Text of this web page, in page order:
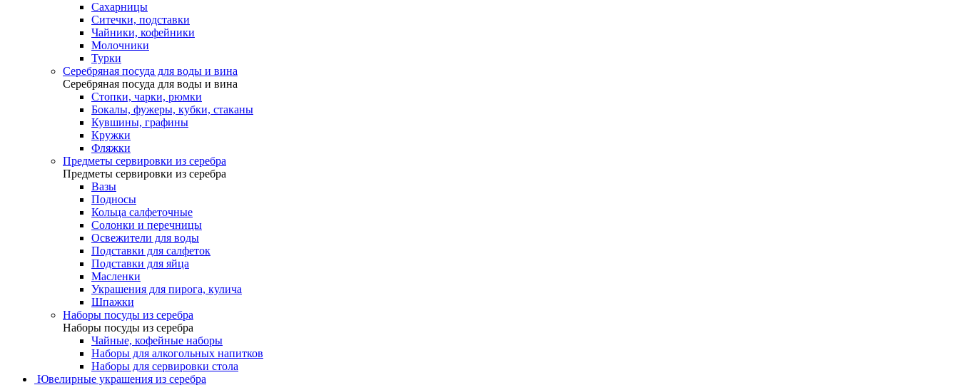
Сахарницы
Ситечки, подставки
Чайники, кофейники
Молочники
Турки
Серебряная посуда для воды и вина
Серебряная посуда для воды и вина
Стопки, чарки, рюмки
Бокалы, фужеры, кубки, стаканы
Кувшины, графины
Кружки
Фляжки
Предметы сервировки из серебра
Предметы сервировки из серебра
Вазы
Подносы
Кольца салфеточные
Солонки и перечницы
Освежители для воды
Подставки для салфеток
Подставки для яйца
Масленки
Украшения для пирога, кулича
Шпажки
Наборы посуды из серебра
Наборы посуды из серебра
Чайные, кофейные наборы
Наборы для алкогольных напитков
Наборы для сервировки стола
Ювелирные украшения из серебра